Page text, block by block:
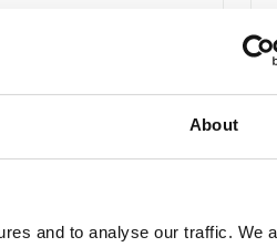
About
and to analyse our traffic. We